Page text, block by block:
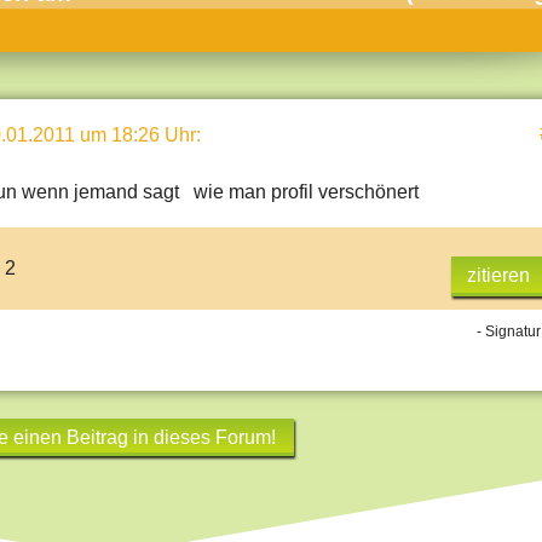
& Natur
um 18:26 Uhr:
wenn jemand sagt wie man profil verschönert
2 zitieren
-
einen Beitrag in dieses Forum!